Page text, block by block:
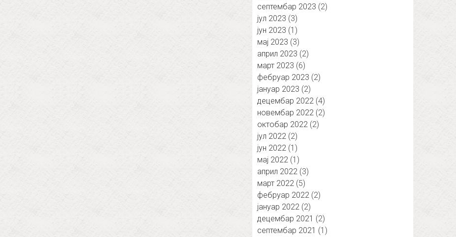
септембар 2023 (2)
јул 2023 (3)
јун 2023 (1)
мај 2023 (3)
април 2023 (2)
март 2023 (6)
фебруар 2023 (2)
јануар 2023 (2)
децембар 2022 (4)
новембар 2022 (2)
октобар 2022 (2)
јул 2022 (2)
јун 2022 (1)
мај 2022 (1)
април 2022 (3)
март 2022 (5)
фебруар 2022 (2)
јануар 2022 (2)
децембар 2021 (2)
септембар 2021 (1)